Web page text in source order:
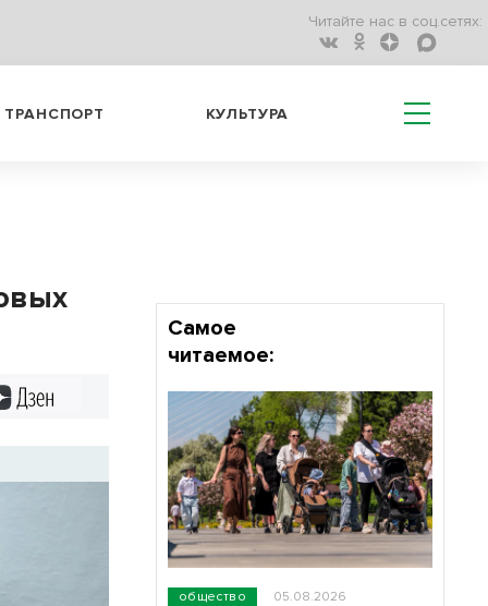
Читайте нас в соц.сетях:
ТРАНСПОРТ КУЛЬТУРА
Самое
читаемое:
общество 05.08.2026